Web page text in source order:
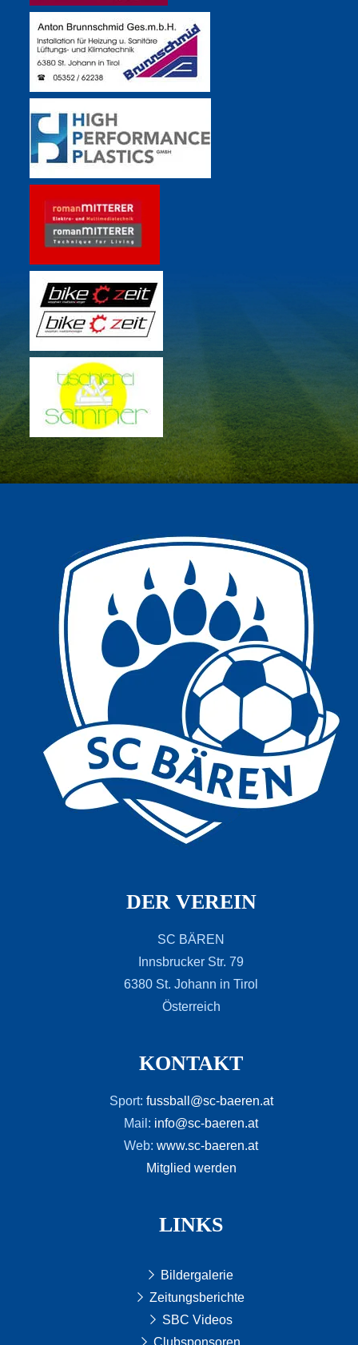
DER VEREIN
SC BÄREN
Innsbrucker Str. 79
6380 St. Johann in Tirol
Österreich
KONTAKT
Sport: fussball@sc-baeren.at
Mail: info@sc-baeren.at
Web: www.sc-baeren.at
Mitglied werden
LINKS
Bildergalerie
Zeitungsberichte
SBC Videos
Clubsponsoren